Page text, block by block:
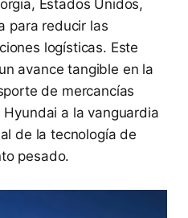
Estados Unidos,
para reducir las
logísticas. Este
avance tangible en la
de mercancías
a la vanguardia
de la tecnología de
pesado.